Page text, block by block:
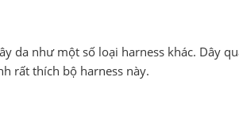
da như một số loại harness khác. Dây
rất thích bộ harness này.